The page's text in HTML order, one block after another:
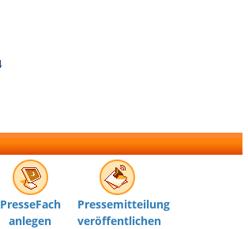
PresseFach
anlegen
Pressemitteilung
veröffentlichen